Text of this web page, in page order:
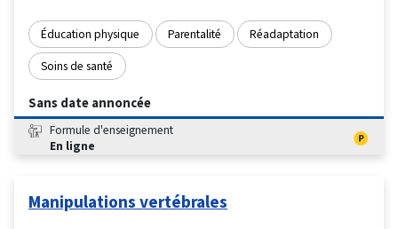
Éducation physique Parentalité Réadaptation
Soins de santé
Sans date annoncée
Formule d'enseignement
En ligne
Manipulations vertébrales